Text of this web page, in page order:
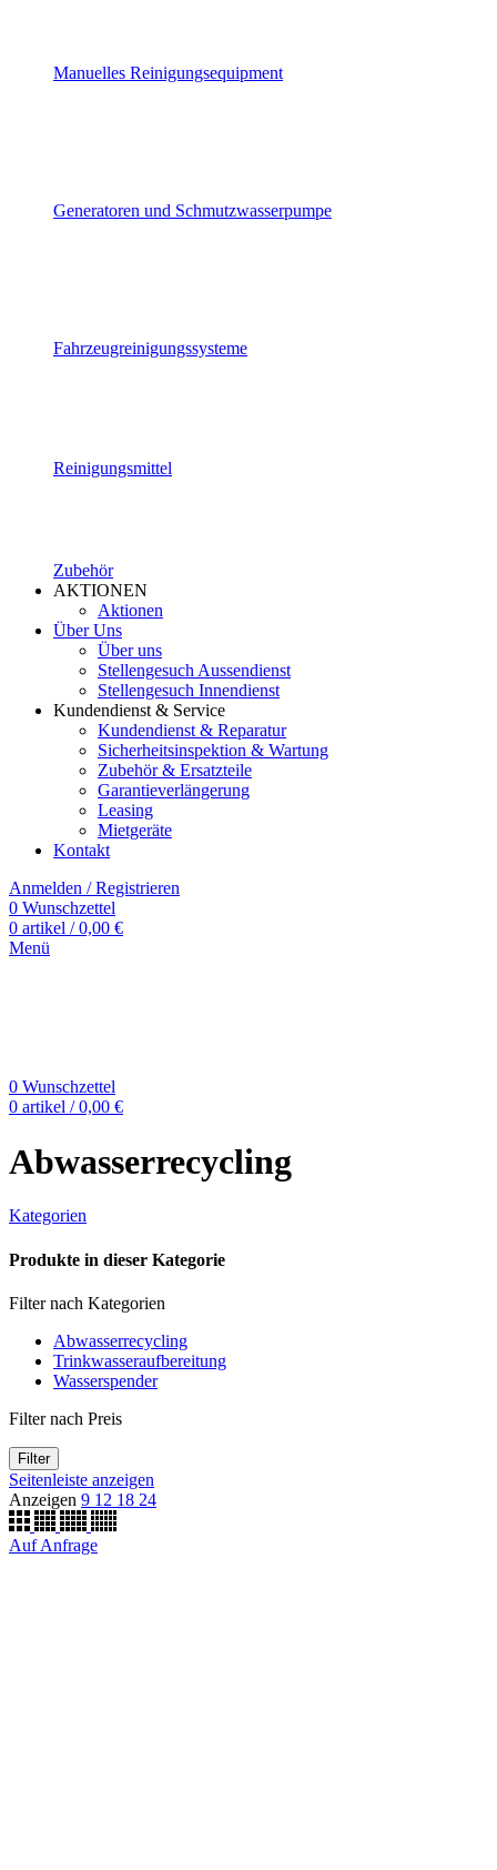
Manuelles Reinigungsequipment
Generatoren und Schmutzwasserpumpe
Fahrzeugreinigungssysteme
Reinigungsmittel
Zubehör
AKTIONEN
Aktionen
Über Uns
Über uns
Stellengesuch Aussendienst
Stellengesuch Innendienst
Kundendienst & Service
Kundendienst & Reparatur
Sicherheitsinspektion & Wartung
Zubehör & Ersatzteile
Garantieverlängerung
Leasing
Mietgeräte
Kontakt
Anmelden / Registrieren
0 Wunschzettel
0 artikel / 0,00 €
Menü
0 Wunschzettel
0 artikel / 0,00 €
Abwasserrecycling
Kategorien
Produkte in dieser Kategorie
Filter nach Kategorien
Abwasserrecycling
Trinkwasseraufbereitung
Wasserspender
Filter nach Preis
Filter
Seitenleiste anzeigen
Anzeigen 9 12 18 24
Auf Anfrage